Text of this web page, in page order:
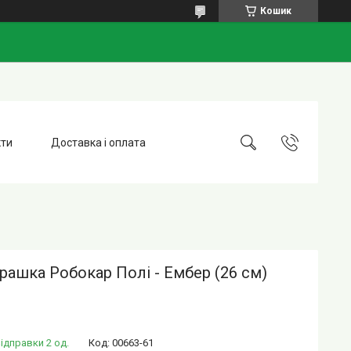
Кошик
Доставка і оплата
Робокар Полі - Ембер (26 см)
2 од. Код: 00663-61